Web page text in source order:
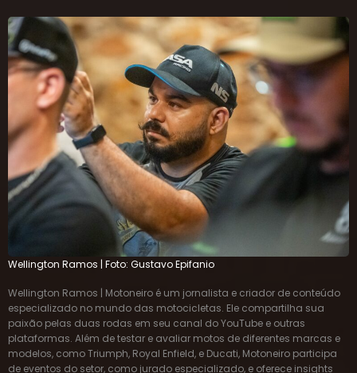
Wellington Ramos | Foto: Gustavo Epifanio
Wellington Ramos | Motoneiro é um jornalista e criador de conteúdo
especializado no mundo das motocicletas. Ele compartilha sua
plataformas. Além de testar e avaliar motos de diferentes marcas e
modelos, como Triumph, Royal Enfield, e Ducati, Motoneiro participa
de eventos do setor, como jurado especializado, e oferece insights
detalhados sobre performance, mecânica e experiências de
pilotagem. Seu canal é um ponto de referência para quem busca